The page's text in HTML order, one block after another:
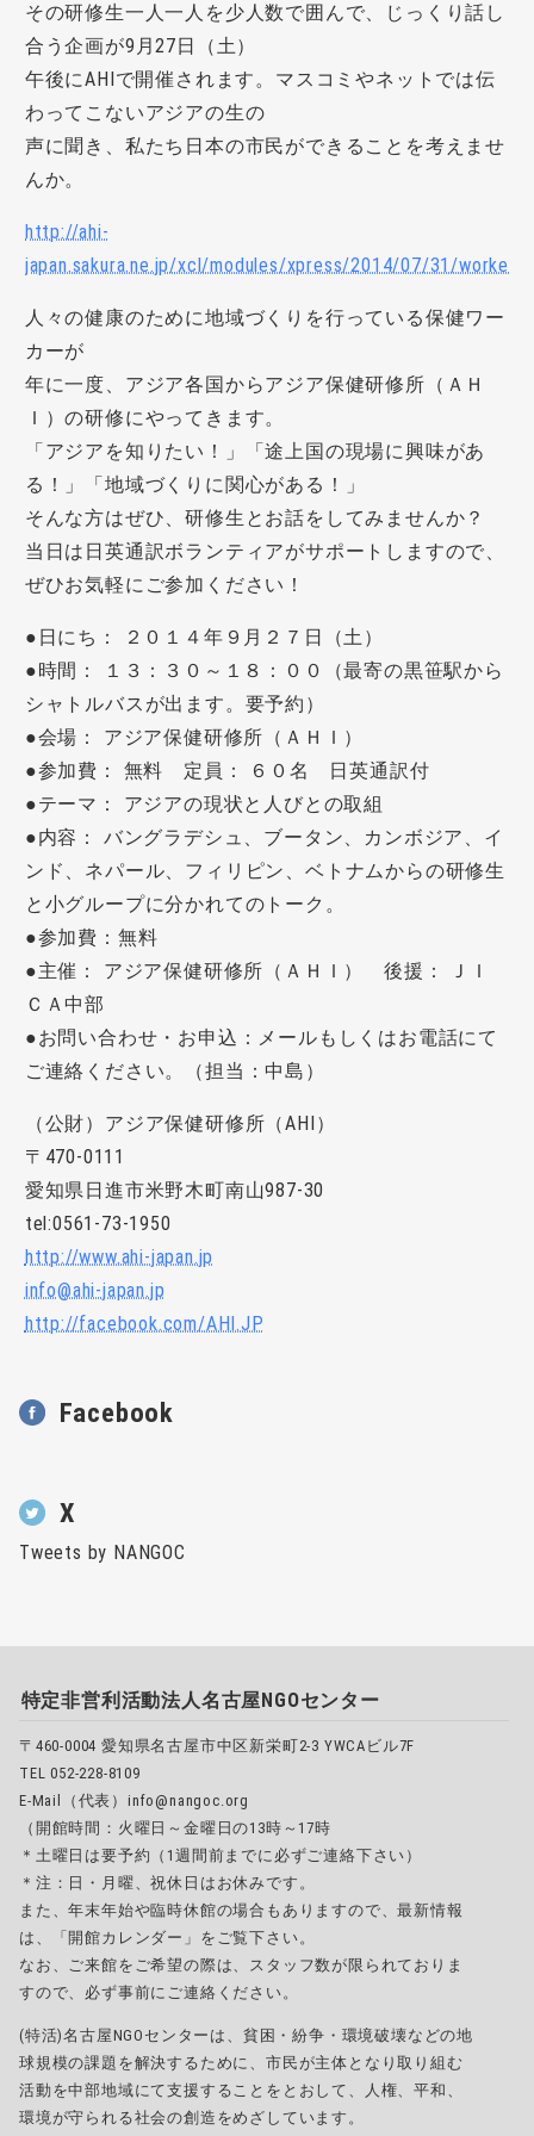
その研修生一人一人を少人数で囲んで、じっくり話し
合う企画が9月27日（土）
午後にAHIで開催されます。マスコミやネットでは伝
わってこないアジアの生の
声に聞き、私たち日本の市民ができることを考えませ
んか。
http://ahi-
japan.sakura.ne.jp/xcl/modules/xpress/2014/07/31/
人々の健康のために地域づくりを行っている保健ワー
カーが
年に一度、アジア各国からアジア保健研修所（ＡＨ
Ｉ）の研修にやってきます。
「アジアを知りたい！」「途上国の現場に興味があ
る！」「地域づくりに関心がある！」
そんな方はぜひ、研修生とお話をしてみませんか？
当日は日英通訳ボランティアがサポートしますので、
ぜひお気軽にご参加ください！
●日にち： ２０１４年９月２７日（土）
●時間： １３：３０～１８：００（最寄の黒笹駅から
シャトルバスが出ます。要予約）
●会場： アジア保健研修所（ＡＨＩ）
●参加費： 無料 定員： ６０名 日英通訳付
●テーマ： アジアの現状と人びとの取組
●内容： バングラデシュ、ブータン、カンボジア、イ
ンド、ネパール、フィリピン、ベトナムからの研修生
と小グループに分かれてのトーク。
●参加費：無料
●主催： アジア保健研修所（ＡＨＩ） 後援： ＪＩ
ＣＡ中部
●お問い合わせ・お申込：メールもしくはお電話にて
ご連絡ください。（担当：中島）
（公財）アジア保健研修所（AHI）
〒470-0111
愛知県日進市米野木町南山987-30
tel:0561-73-1950
http://www.ahi-japan.jp
info@ahi-japan.jp
http://facebook.com/AHI.JP
Facebook
X
Tweets by NANGOC
特定非営利活動法人名古屋NGOセンター
〒460-0004 愛知県名古屋市中区新栄町2-3 YWCAビル7F
TEL 052-228-8109
E-Mail（代表）info@nangoc.org
（開館時間：火曜日～金曜日の13時～17時
＊土曜日は要予約（1週間前までに必ずご連絡下さい）
＊注：日・月曜、祝休日はお休みです。
また、年末年始や臨時休館の場合もありますので、最新情報
は、「開館カレンダー」をご覧下さい。
なお、ご来館をご希望の際は、スタッフ数が限られておりま
すので、必ず事前にご連絡ください。
(特活)名古屋NGOセンターは、貧困・紛争・環境破壊などの地
球規模の課題を解決するために、市民が主体となり取り組む
活動を中部地域にて支援することをとおして、人権、平和、
環境が守られる社会の創造をめざしています。